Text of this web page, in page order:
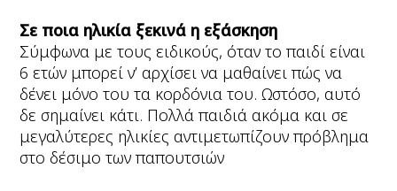
Σε ποια ηλικία ξεκινά η εξάσκηση
Σύμφωνα με τους ειδικούς, όταν το παιδί είναι
6 ετών μπορεί ν’ αρχίσει να μαθαίνει πώς να
δένει μόνο του τα κορδόνια του. Ωστόσο, αυτό
δε σημαίνει κάτι. Πολλά παιδιά ακόμα και σε
μεγαλύτερες ηλικίες αντιμετωπίζουν πρόβλημα
στο δέσιμο των παπουτσιών